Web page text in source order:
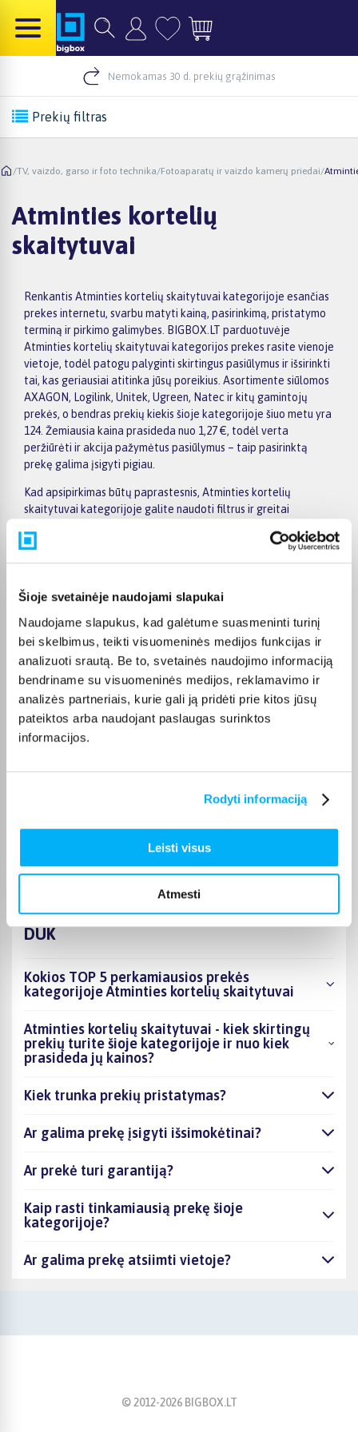
Šioje svetainėje naudojami slapukai
Naudojame slapukus, kad galėtume suasmeninti turinį
bei skelbimus, teikti visuomeninės medijos funkcijas ir
analizuoti srautą. Be to, svetainės naudojimo informaciją
bendriname su visuomeninės medijos, reklamavimo ir
analizės partneriais, kurie gali ją pridėti prie kitos jūsų
pateiktos arba naudojant paslaugas surinktos
informacijos.
Rodyti informaciją
Leisti visus
Atmesti
Nemokamas 30 d. prekių grąžinimas
Prekių filtras
/TV, vaizdo, garso ir foto technika/Fotoaparatų ir vaizdo kamerų priedai/
Atminties kortelių
skaitytuvai
Renkantis Atminties kortelių skaitytuvai kategorijoje esančias
prekes internetu, svarbu matyti kainą, pasirinkimą, pristatymo
terminą ir pirkimo galimybes. BIGBOX.LT parduotuvėje
Atminties kortelių skaitytuvai kategorijos prekes rasite vienoje
vietoje, todėl patogu palyginti skirtingus pasiūlymus ir išsirinkti
tai, kas geriausiai atitinka jūsų poreikius. Asortimente siūlomos
AXAGON, Logilink, Unitek, Ugreen, Natec ir kitų gamintojų
prekės, o bendras prekių kiekis šioje kategorijoje šiuo metu yra
124. Žemiausia kaina prasideda nuo 1,27 €, todėl verta
peržiūrėti ir akcija pažymėtus pasiūlymus – taip pasirinktą
prekę galima įsigyti pigiau.
Kad apsipirkimas būtų paprastesnis, Atminties kortelių
skaitytuvai kategorijoje galite naudoti filtrus ir greitai
aktualius kriterijus. Prekių sąraše lengva peržiūrėti pagrindinius
kitas pirkimo sąlygas. Taip galite ramiai palyginti kelis
pasirinktą prekę internetu.
BIGBOX.LT suteikia galimybę prekes nuo 150 Eur įsigyti su
nemokamu 24 mėnesių lizingu, todėl pirkti išsimokėtinai galima
patogiai planuojant išlaidas. Užsakymus pristatome visoje
Lietuvoje: pristatymas į paštomatus kainuoja nuo 2,29 €, o
perkant nuo 499 € į paštomatą pristatoma nemokamai.
Kurjerio pristatymo kaina prasideda nuo 2,99 €. Jei prekė yra
terminą visada rasite konkrečios prekės puslapyje.
Pasirinkę tinkamą prekę iš Atminties kortelių skaitytuvai
pristatymą į paštomatą, kurjeriu arba atsiėmimą BIGBOX.LT
DUK
Kokios TOP 5 perkamiausios prekės
kategorijoje Atminties kortelių skaitytuvai
Atminties kortelių skaitytuvai - kiek skirtingų
prekių turite šioje kategorijoje ir nuo kiek
prasideda jų kainos?
Kiek trunka prekių pristatymas?
Ar galima prekę įsigyti išsimokėtinai?
Ar prekė turi garantiją?
Kaip rasti tinkamiausią prekę šioje
kategorijoje?
Ar galima prekę atsiimti vietoje?
© 2012-2026BIGBOX.LT